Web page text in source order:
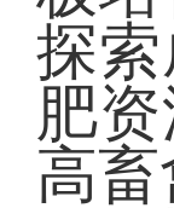
探
肥
高